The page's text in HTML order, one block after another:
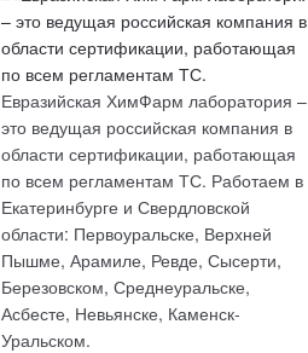
Евразийская ХимФарм лаборатория –
это ведущая российская компания в
области сертификации, работающая
по всем регламентам ТС. Работаем в
Екатеринбурге и Свердловской
области: Первоуральске, Верхней
Пышме, Арамиле, Ревде, Сысерти,
Березовском, Среднеуральске,
Асбесте, Невьянске, Каменск-
Уральском.